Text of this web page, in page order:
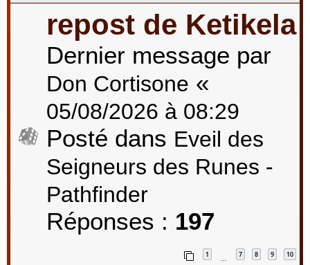
repost de Ketikela
Dernier message par
Don Cortisone «
05/08/2026 à 08:29
Posté dans Eveil des
Seigneurs des Runes -
Pathfinder
Réponses : 197
1
…
7 8 9 10